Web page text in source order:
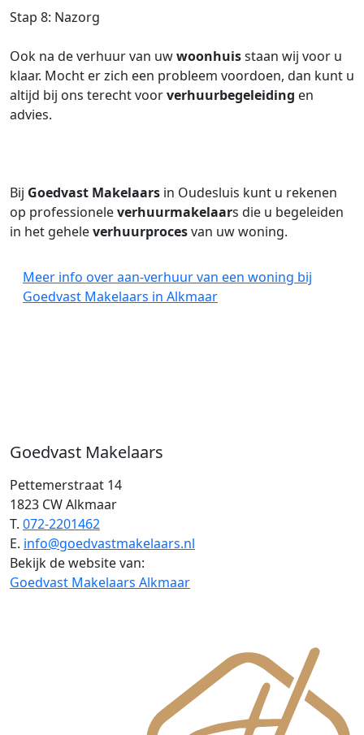
Goedvast Makelaars
Pettemerstraat 14
1823 CW Alkmaar
T. 072-2201462
E. info@goedvastmakelaars.nl
Bekijk de website van:
Goedvast Makelaars Alkmaar
Stap 8: Nazorg
Ook na de verhuur van uwwoonhuisstaan wij voor u
klaar. Mocht er zich een probleem voordoen, dan kunt u
altijd bij ons terecht voorverhuurbegeleiding en
advies.
Bij Goedvast Makelaars in Oudesluis kunt u rekenen
op professioneleverhuurmakelaars die u begeleiden
in het geheleverhuurprocesvan uw woning.
Meer info over aan-verhuur van een woning bij
Goedvast Makelaars in Alkmaar